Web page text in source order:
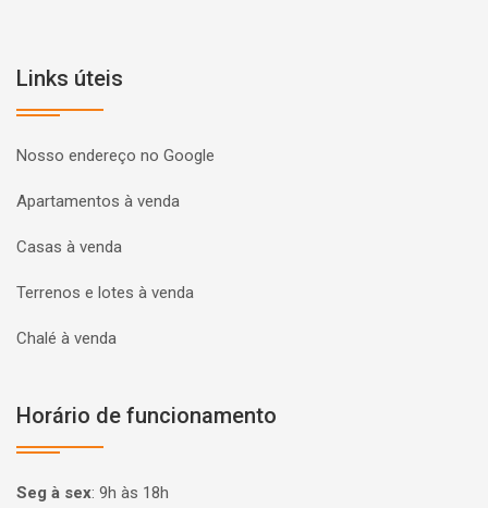
Links úteis
Nosso endereço no Google
Apartamentos à venda
Casas à venda
Terrenos e lotes à venda
Chalé à venda
Horário de funcionamento
Seg à sex: 9h às 18h